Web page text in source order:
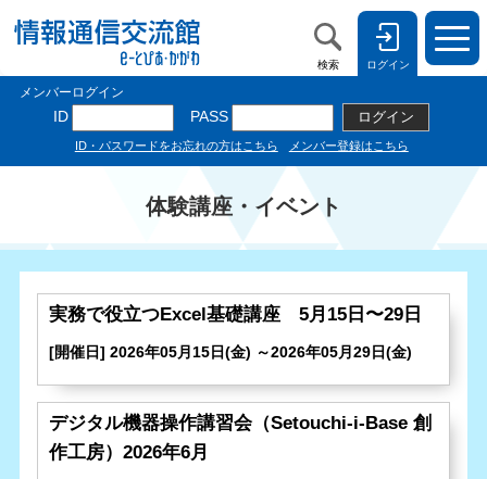
検索 ログイン
体験講座・イベント
実務で役立つExcel基礎講座 5月15日〜29日
[開催日] 2026年05月15日(金) ～2026年05月29日(金)
デジタル機器操作講習会（Setouchi-i-Base 創
作工房）2026年6月